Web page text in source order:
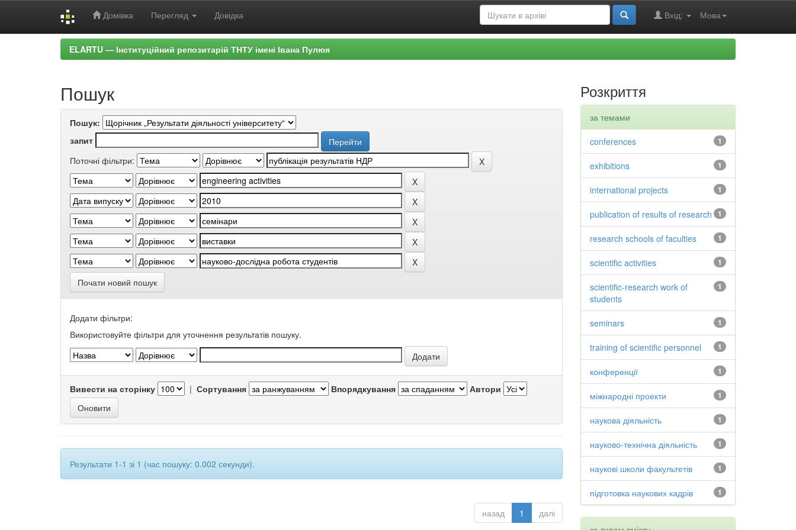
Домівка Перегляд Довідка Мова
Вхід:
ELARTU — Інституційний репозитарій ТНТУ імені Івана Пулюя
Пошук
Пошук:
запит
Поточні фільтри:
Почати новий пошук
Додати фільтри:
Використовуйте фільтри для уточнення результатів пошуку.
Вивести на сторінку | Сортування Впорядкування Автори
Результати 1-1 зі 1 (час пошуку: 0.002 секунди).
назад 1 далі
Розкриття
за темами
1
conferences
1
exhibitions
1
international projects
1
publication of results of research
1
research schools of faculties
1
scientific activities
1
scientific-research work of
students
1
seminars
1
training of scientific personnel
1
конференції
1
міжнародні проекти
1
наукова діяльність
1
науково-технічна діяльність
1
наукові школи факультетів
1
підготовка наукових кадрів